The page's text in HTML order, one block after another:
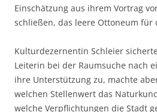
Einschätzung aus ihrem Vortrag
schließen, das leere Ottoneum für
Kulturdezernentin Schleier
Leiterin bei der Raumsuche nach
ihre Unterstützung zu, machte
welchen Stellenwert das
welche Verpflichtungen die Stadt